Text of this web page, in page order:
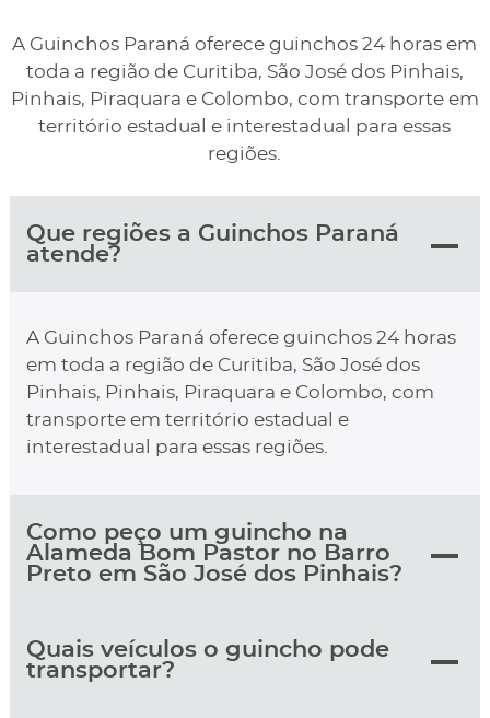
A Guinchos Paraná oferece guinchos 24 horas em
toda a região de Curitiba, São José dos Pinhais,
Pinhais, Piraquara e Colombo, com transporte em
território estadual e interestadual para essas
regiões.
Que regiões a Guinchos Paraná
atende?
A Guinchos Paraná oferece guinchos 24 horas
em toda a região de Curitiba, São José dos
Pinhais, Pinhais, Piraquara e Colombo, com
transporte em território estadual e
interestadual para essas regiões.
Como peço um guincho na
Alameda Bom Pastor no Barro
Preto em São José dos Pinhais?
Quais veículos o guincho pode
transportar?